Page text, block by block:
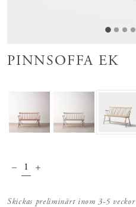
PINNSOFFA EK
Skickas preliminärt inom 3-5 veckor